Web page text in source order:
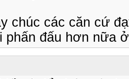
chúc các căn cứ
phấn đấu hơn nữa